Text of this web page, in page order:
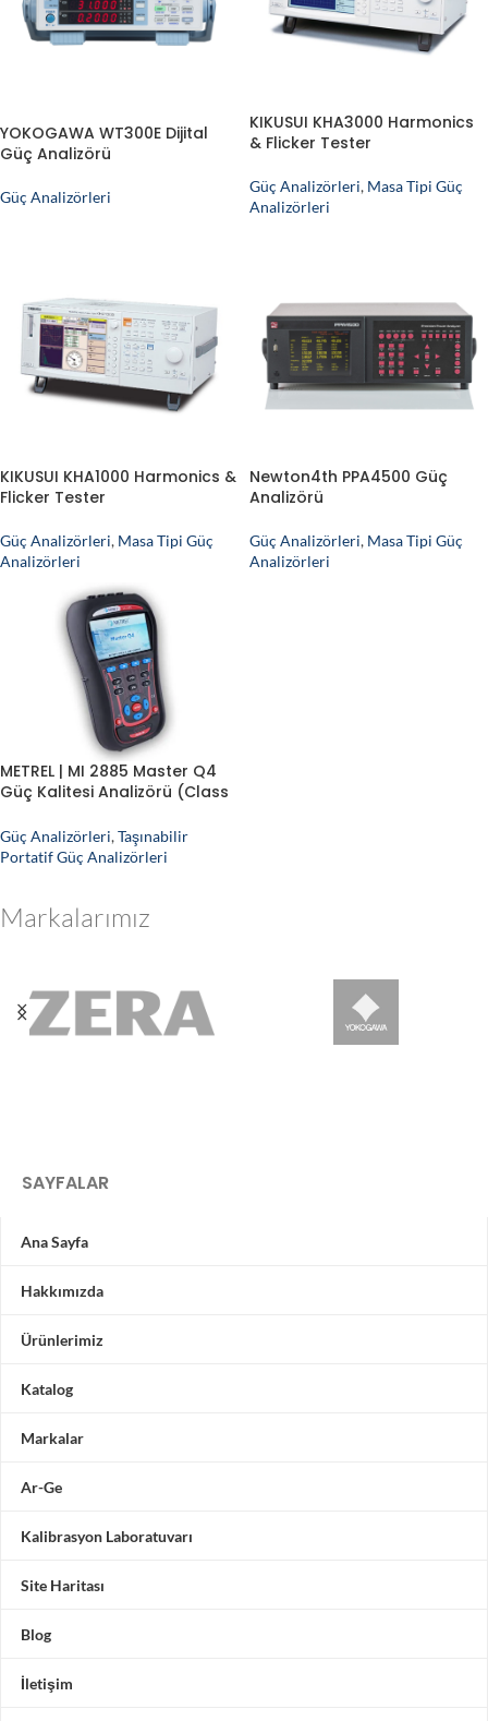
YOKOGAWA WT300E Dijital
Güç Analizörü
Güç Analizörleri
KIKUSUI KHA3000 Harmonics
& Flicker Tester
Güç Analizörleri, Masa Tipi Güç
Analizörleri
KIKUSUI KHA1000 Harmonics &
Flicker Tester
Güç Analizörleri, Masa Tipi Güç
Analizörleri
Newton4th PPA4500 Güç
Analizörü
Güç Analizörleri, Masa Tipi Güç
Analizörleri
METREL | MI 2885 Master Q4
Güç Kalitesi Analizörü (Class
Güç Analizörleri,Taşınabilir
Portatif Güç Analizörleri
Markalarımız
SAYFALAR
Ana Sayfa
Hakkımızda
Ürünlerimiz
Katalog
Markalar
Ar-Ge
Kalibrasyon Laboratuvarı
Site Haritası
Blog
İletişim